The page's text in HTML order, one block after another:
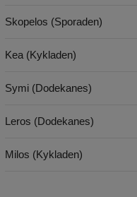
Skopelos (Sporaden)
Kea (Kykladen)
Symi (Dodekanes)
Leros (Dodekanes)
Milos (Kykladen)